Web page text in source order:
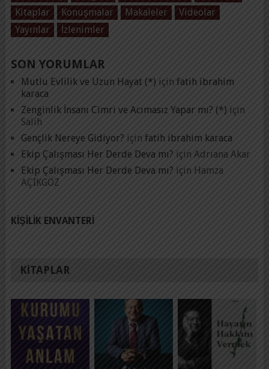
Kitaplar
Konuşmalar Makaleler
Videolar
Yayınlar
İzlenimler
SON YORUMLAR
Mutlu Evlilik ve Uzun Hayat (*) için fatih ibrahim
karaca
Zenginlik İnsanı Cimri ve Acımasız Yapar mı? (*) için
Salih
Gençlik Nereye Gidiyor? için fatih ibrahim karaca
Ekip Çalışması Her Derde Deva mı? için Adrıana Akar
Ekip Çalışması Her Derde Deva mı? için Hamza
AÇIKGÖZ
KIŞILIK ENVANTERI
KITAPLAR